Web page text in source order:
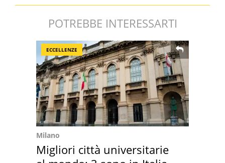
POTREBBE INTERESSARTI
ECCELLENZE
Milano
Migliori città universitarie